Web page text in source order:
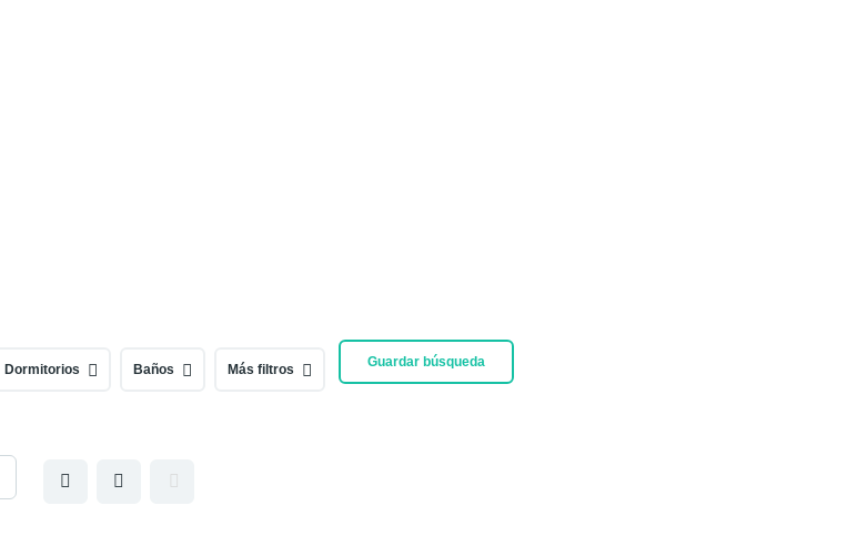
Guardar búsqueda
Dormitorios Baños Más filtros